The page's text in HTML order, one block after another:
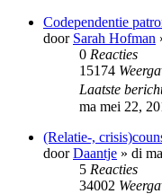
Codependentie
door Sarah Hofman
0 Reacties
15174
Laatste
ma mei 22,
(Relatie-,
doorDaantje » di
5 Reacties
34002